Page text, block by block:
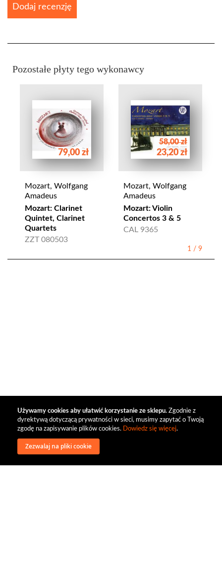
Używamy cookies aby ułatwić korzystanie ze sklepu. Zgodnie z
dyrektywą dotyczącą prywatności w sieci, musimy zapytać o Twoją
zgodę na zapisywanie plików cookies. Dowiedz się więcej.
Zezwalaj na pliki cookie
Dodaj recenzję
Pozostałe płyty tego wykonawcy
79,00 zł
Mozart, Wolfgang
Amadeus
Mozart: Clarinet
Quintet, Clarinet
Quartets
ZZT 080503
58,00 zł
23,20 zł
Mozart, Wolfgang
Amadeus
Mozart: Violin
Concertos 3 & 5
CAL 9365
1 / 9